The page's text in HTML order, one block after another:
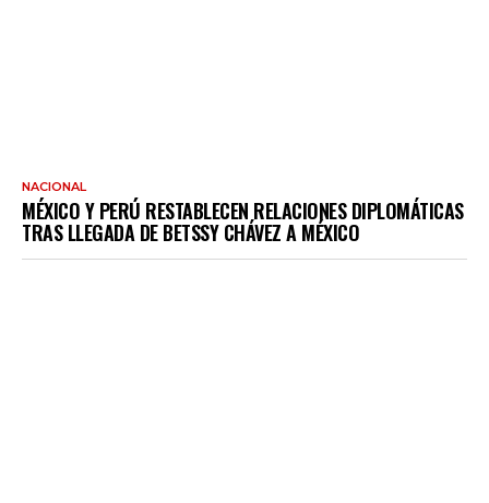
NACIONAL
MÉXICO Y PERÚ RESTABLECEN RELACIONES DIPLOMÁTICAS
TRAS LLEGADA DE BETSSY CHÁVEZ A MÉXICO